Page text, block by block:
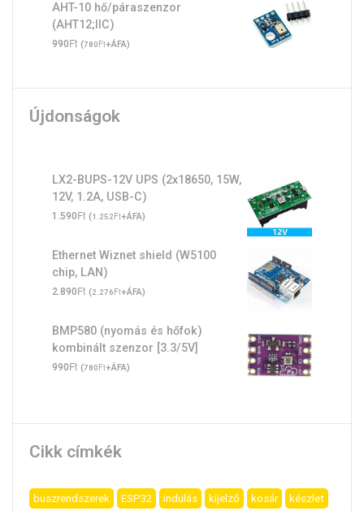
AHT-10 hő/páraszenzor
(AHT12;IIC)
990Ft (780Ft+ÁFA)
Újdonságok
LX2-BUPS-12V UPS (2x18650, 15W,
12V, 1.2A, USB-C)
1.590Ft (1.252Ft+ÁFA)
Ethernet Wiznet shield (W5100
chip, LAN)
2.890Ft (2.276Ft+ÁFA)
BMP580 (nyomás és hőfok)
kombinált szenzor [3.3/5V]
990Ft (780Ft+ÁFA)
Cikk címkék
buszrendszerek ESP32 indulás kijelző kosár
készlet